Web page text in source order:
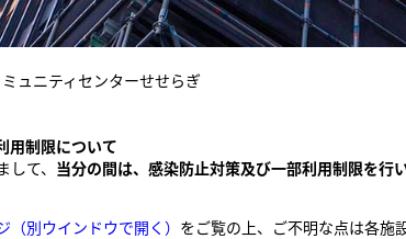
ュニティセンターせせらぎ
用制限について
て、 当分の間は、感染防止対策及び一部利用制限を行
（別ウインドウで開く） をご覧の上、ご不明な点は各施